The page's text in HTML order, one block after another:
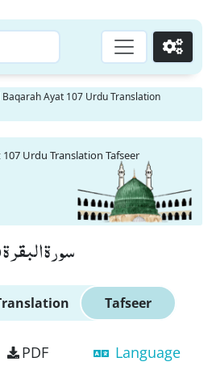
Go
Baqarah Ayat 107 Urdu Translation
Urdu Translation Tafseer
سورة البقرة
Tafseer
PDF Language